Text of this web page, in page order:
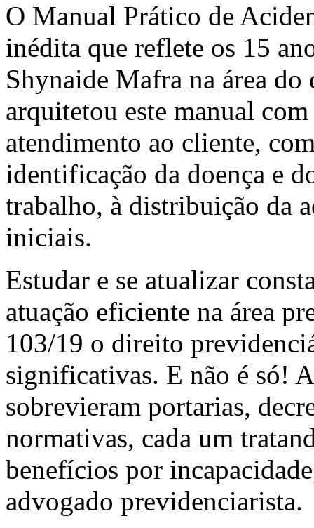
O Manual Prático de
inédita que reflete os 15
Shynaide Mafra na área
arquitetou este manual
atendimento ao cliente,
identificação da doença e
trabalho, à distribuição da
iniciais.
Estudar e se atualizar
atuação eficiente na área
103/19 o direito
significativas. E não é só!
sobrevieram portarias,
normativas, cada um
benefícios por
advogado previdenciarista.